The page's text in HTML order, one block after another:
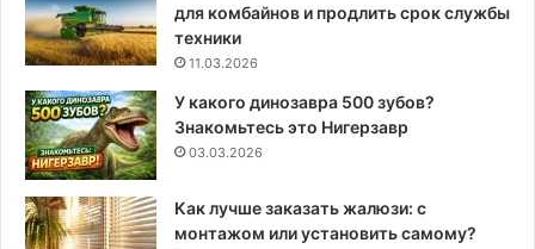
для комбайнов и продлить срок службы
техники
11.03.2026
У какого динозавра 500 зубов?
Знакомьтесь это Нигерзавр
03.03.2026
Как лучше заказать жалюзи: с
монтажом или установить самому?